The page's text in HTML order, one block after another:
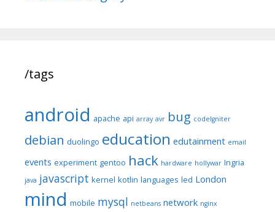
/tags
android apache api array avr bug codeIgniter
debian duolingo education edutainment email
events experiment gentoo hack hardware hollywar Ingria
java javascript kernel kotlin languages led London
mind mobile mysql netbeans network nginx